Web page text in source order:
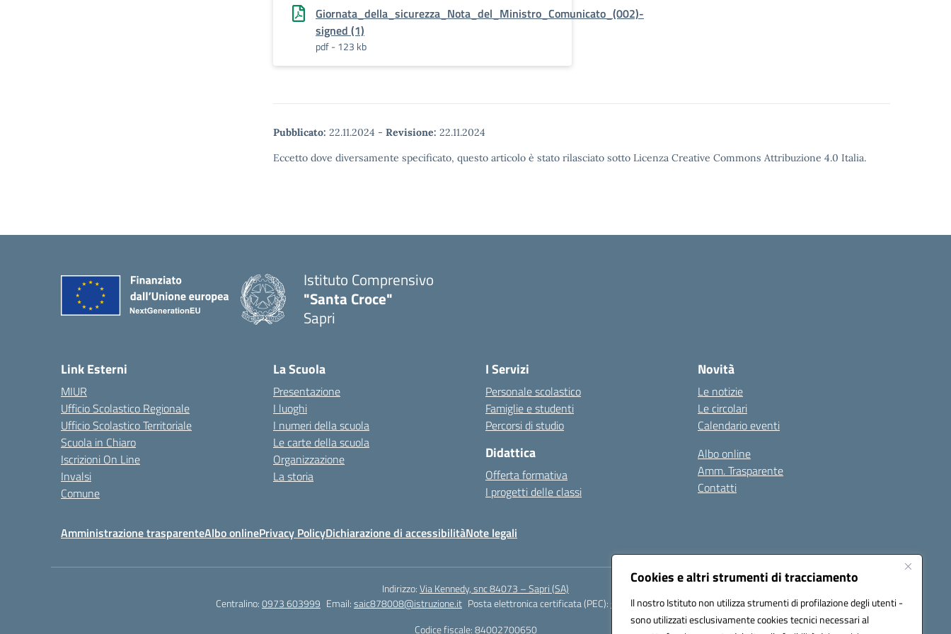
Cookies e altri strumenti di tracciamento
Il nostro Istituto non utilizza strumenti di profilazione degli utenti -
sono utilizzati esclusivamente cookies tecnici necessari al
Giornata_della_sicurezza_Nota_del_Ministro_Comunicato_(002)-
signed (1)
pdf - 123 kb
Pubblicato: 22.11.2024 - Revisione: 22.11.2024
Eccetto dove diversamente specificato, questo articolo è stato rilasciato sotto Licenza Creative Commons Attribuzione 4.0 Italia.
Istituto Comprensivo
"Santa Croce"
Sapri
Link Esterni
MIUR
Ufficio Scolastico Regionale
Ufficio Scolastico Territoriale
Scuola in Chiaro
Iscrizioni On Line
Invalsi
Comune
La Scuola
Presentazione
I luoghi
I numeri della scuola
Le carte della scuola
Organizzazione
La storia
I Servizi
Personale scolastico
Famiglie e studenti
Percorsi di studio
Didattica
Offerta formativa
I progetti delle classi
Novità
Le notizie
Le circolari
Calendario eventi
Albo online
Amm. Trasparente
Contatti
Amministrazione trasparenteAlbo onlinePrivacy PolicyDichiarazione di accessibilitàNote legali
Indirizzo:Via Kennedy, snc 84073 – Sapri (SA)
Centralino:0973 603999 Email:saic878008@istruzione.it Posta elettronica certificata (PEC):saic878008@pec.istruzione.it
Codice fiscale: 84002700650